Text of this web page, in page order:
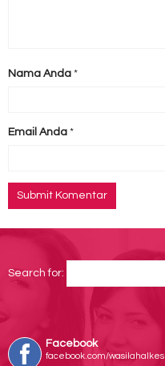
Nama Anda *
Email Anda *
Search for:
Facebook
facebook.com/wasilahalkes